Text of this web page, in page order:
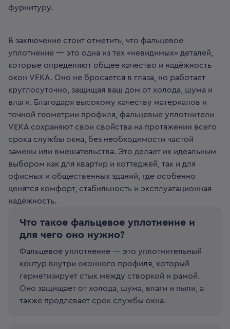
фурнитуру.
В заключение стоит отметить, что фальцевое
уплотнение — это одна из тех «невидимых» деталей,
которые определяют общее качество и надёжность
окон VEKA. Оно не бросается в глаза, но работает
круглосуточно, защищая ваш дом от холода, шума и
влаги. Благодаря высокому качеству материалов и
точной геометрии профиля, фальцевые уплотнители
VEKA сохраняют свои свойства на протяжении всего
срока службы окна, без необходимости частой
замены или вмешательства. Это делает их идеальным
выбором как для квартир и коттеджей, так и для
офисных и общественных зданий, где особенно
ценятся комфорт, стабильность и эксплуатационная
надёжность.
Что такое фальцевое уплотнение и
для чего оно нужно?
Фальцевое уплотнение — это уплотнительный
контур внутри оконного профиля, который
герметизирует стык между створкой и рамой.
Оно защищает от холода, шума, влаги и пыли, а
также продлевает срок службы окна.